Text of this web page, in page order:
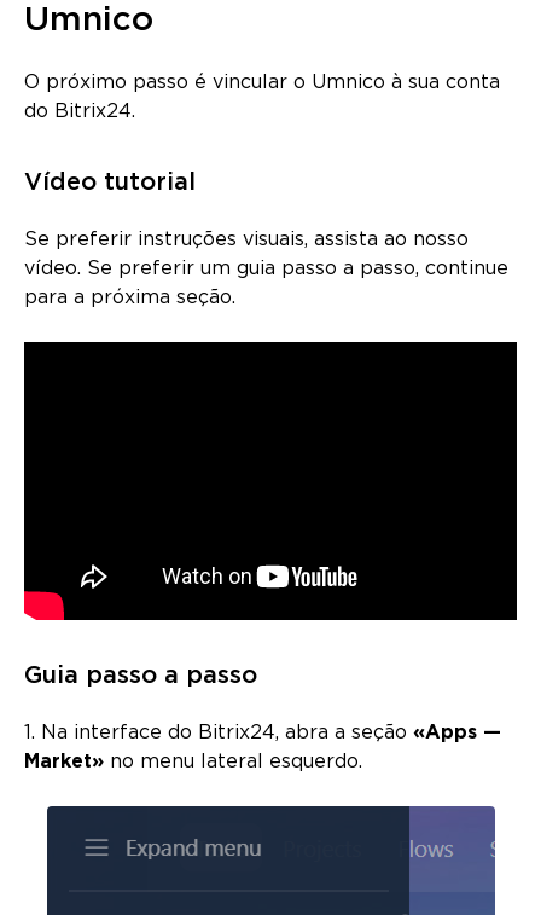
Umnico
O próximo passo é vincular o Umnico à sua conta
do Bitrix24.
Vídeo tutorial
Se preferir instruções visuais, assista ao nosso
vídeo. Se preferir um guia passo a passo, continue
para a próxima seção.
Guia passo a passo
1. Na interface do Bitrix24, abra a seção «Apps —
Market» no menu lateral esquerdo.